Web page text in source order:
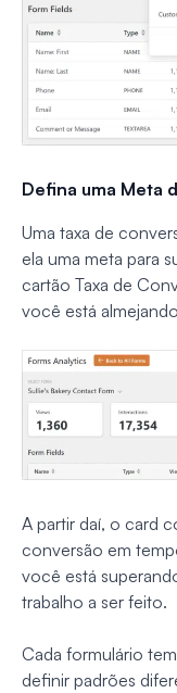
Defina uma Meta
Uma taxa de
ela uma meta para
cartão Taxa de
você está
A partir daí, o card
conversão em
você está
trabalho a ser feito.
Cada formulário
definir padrões